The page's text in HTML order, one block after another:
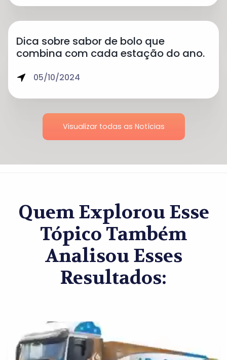
Dica sobre sabor de bolo que
combina com cada estação do ano.
05/10/2024
Visualizar todas as Notícias
Quem Explorou Esse
Tópico Também
Analisou Esses
Resultados: